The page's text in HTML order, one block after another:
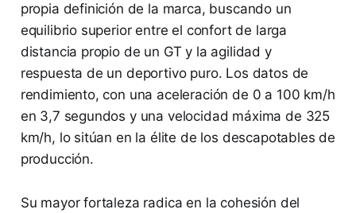
propia definición de la marca, buscando un
equilibrio superior entre el confort de larga
distancia propio de un GT y la agilidad y
respuesta de un deportivo puro. Los datos de
rendimiento, con una aceleración de 0 a 100 km/h
en 3,7 segundos y una velocidad máxima de 325
km/h, lo sitúan en la élite de los descapotables de
producción.
Su mayor fortaleza radica en la cohesión del